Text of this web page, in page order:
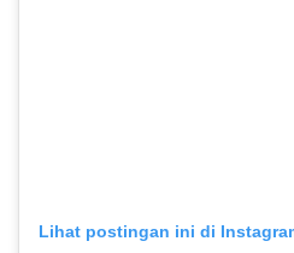
Lihat postingan ini di